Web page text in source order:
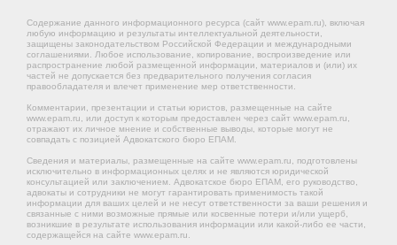
Содержание данного информационного ресурса (сайт www.epam.ru), включая
любую информацию и результаты интеллектуальной деятельности,
защищены законодательством Российской Федерации и международными
соглашениями. Любое использование, копирование, воспроизведение или
распространение любой размещенной информации, материалов и (или) их
частей не допускается без предварительного получения согласия
правообладателя и влечет применение мер ответственности.
Комментарии, презентации и статьи юристов, размещенные на сайте
www.epam.ru, или доступ к которым предоставлен через сайт www.epam.ru,
отражают их личное мнение и собственные выводы, которые могут не
совпадать с позицией Адвокатского бюро ЕПАМ.
Сведения и материалы, размещенные на сайте www.epam.ru, подготовлены
исключительно в информационных целях и не являются юридической
консультацией или заключением. Адвокатское бюро ЕПАМ, его руководство,
адвокаты и сотрудники не могут гарантировать применимость такой
информации для ваших целей и не несут ответственности за ваши решения и
связанные с ними возможные прямые или косвенные потери и/или ущерб,
возникшие в результате использования информации или какой-либо ее части,
содержащейся на сайте www.epam.ru.